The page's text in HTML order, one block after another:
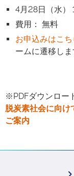
4月28日（水）
費用： 無料
お申込みはこち
ームに遷移しま
※PDFダウンロー
脱炭素社会に向
ご案内